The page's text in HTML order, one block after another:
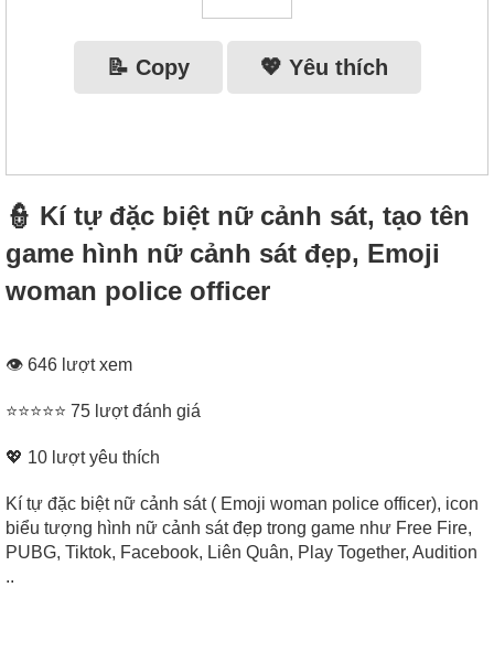
📝 Copy 💖 Yêu thích
👮‍ Kí tự đặc biệt nữ cảnh sát, tạo tên
game hình nữ cảnh sát đẹp, Emoji
woman police officer
👁 646 lượt xem
⭐⭐⭐⭐⭐ 75 lượt đánh giá
💖 10 lượt yêu thích
Kí tự đặc biệt nữ cảnh sát ( Emoji woman police officer), icon
biểu tượng hình nữ cảnh sát đẹp trong game như Free Fire,
PUBG, Tiktok, Facebook, Liên Quân, Play Together, Audition
..